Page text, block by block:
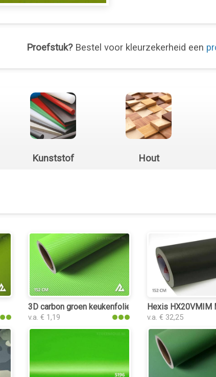
Proefstuk?Bestel voor kleurzekerheid een
Kunststof Hout
3D carbon groen keukenfolie
v.a. € 1,19
Hexis HX20VMIM
v.a. € 32,25